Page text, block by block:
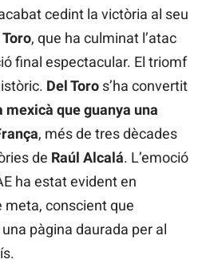
cedint la victòria al seu
, que ha culminat l’atac
final espectacular. El triomf
Del Toro s’ha convertit
que guanya una
, més de tres dècades
de Raúl Alcalá. L’emoció
ha estat evident en
meta, conscient que
pàgina daurada per al